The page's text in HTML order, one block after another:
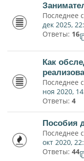
Последнее
дек 2025,
Ответы: 16
Как
Последнее
ноя 2020,
Ответы: 4
Пособия
Последнее
окт 2020,
Ответы: 44